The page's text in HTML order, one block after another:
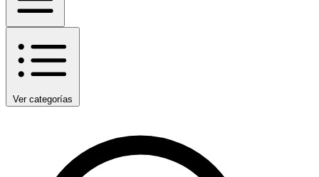
Ver categorías